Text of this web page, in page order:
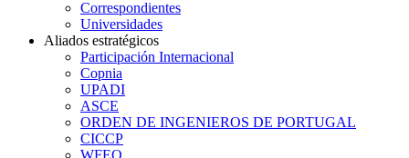
Correspondientes
Universidades
Aliados estratégicos
Participación Internacional
Copnia
UPADI
ASCE
ORDEN DE INGENIEROS DE PORTUGAL
CICCP
WFEO